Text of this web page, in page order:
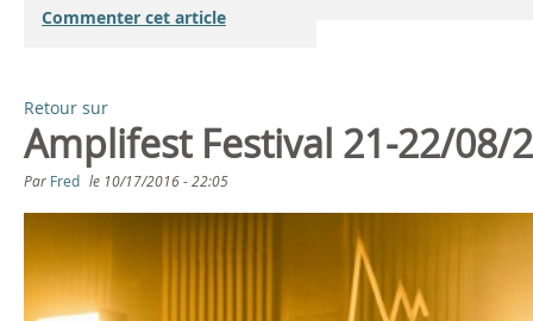
E
u
r
o
p
Commenter cet article
Retour sur
Amplifest Festival 21-22/08/
Par Fred le 10/17/2016 - 22:05